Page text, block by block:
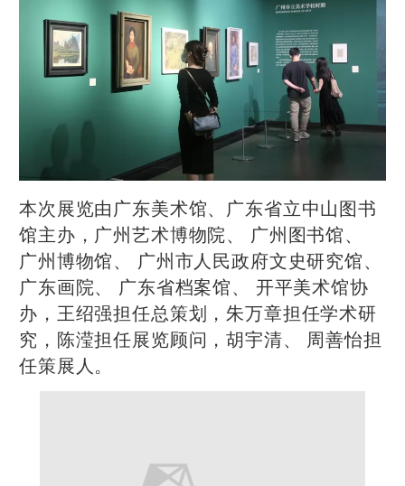
本次展览由广东美术馆、广东省立中山图书
馆主办，广州艺术博物院、 广州图书馆、
广州博物馆、 广州市人民政府文史研究馆、
广东画院、 广东省档案馆、 开平美术馆协
办，王绍强担任总策划，朱万章担任学术研
究，陈滢担任展览顾问，胡宇清、 周善怡担
任策展人。